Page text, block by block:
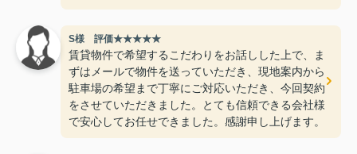
S様 評価★★★★★
賃貸物件で希望するこだわりをお話しした上で、ま
ずはメールで物件を送っていただき、現地案内から
駐車場の希望まで丁寧にご対応いただき、今回契約
をさせていただきました。とても信頼できる会社様
で安心してお任せできました。感謝申し上げます。